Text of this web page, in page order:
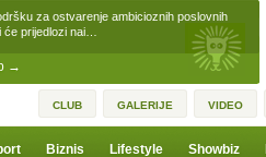
→
za ostvarenje ambicioznih poslovnih
prijedlozi nai…
CLUB GALERIJE VIDEO
Biznis Lifestyle Showbiz